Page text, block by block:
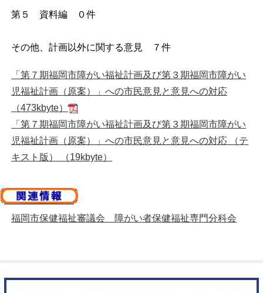
第５ 資料編 ０件
その他、計画以外に関する意見 ７件
「第７期福岡市障がい福祉計画及び第３期福岡市障がい
児福祉計画（原案）」への市民意見と意見への対応
（473kbyte）
「第７期福岡市障がい福祉計画及び第３期福岡市障がい
児福祉計画（原案）」への市民意見と意見への対応 （テ
キスト版） （19kbyte）
福岡市保健福祉審議会 障がい者保健福祉専門分科会